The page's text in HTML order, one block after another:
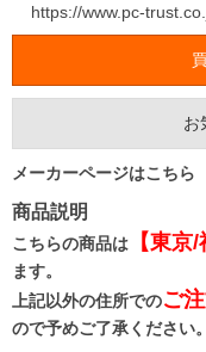
https://www.pc-
お
メーカーページはこちら
商品説明
こちらの商品は 【東
ます。
上記以外の住所でのご
ので予めご了承ください。